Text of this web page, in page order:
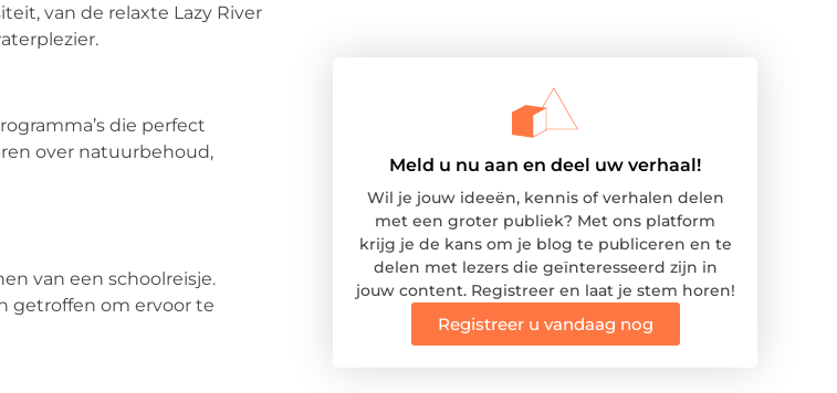
van de relaxte Lazy River
die perfect
over natuurbehoud,
van een schoolreisje.
getroffen om ervoor te
Meld u nu aan en deel uw verhaal!
Wil je jouw ideeën, kennis of verhalen delen
met een groter publiek? Met ons platform
krijg je de kans om je blog te publiceren en te
delen met lezers die geïnteresseerd zijn in
jouw content. Registreer en laat je stem horen!
Registreer u vandaag nog